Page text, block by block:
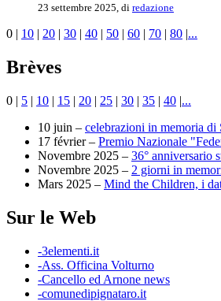
23 settembre 2025, di redazione
0 | 10 | 20 | 30 | 40 | 50 | 60 | 70 | 80 |...
Brèves
0 | 5 | 10 | 15 | 20 | 25 | 30 | 35 | 40 |...
10 juin – celebrazioni in memoria
17 février – Premio Nazionale
Novembre 2025 – 36° anniversario
Novembre 2025 – 2 giorni in
Mars 2025 – Mind the Children, i
Sur le Web
-3elementi.it
-Ass. Officina Volturno
-Cancello ed Arnone news
-comunedipignataro.it